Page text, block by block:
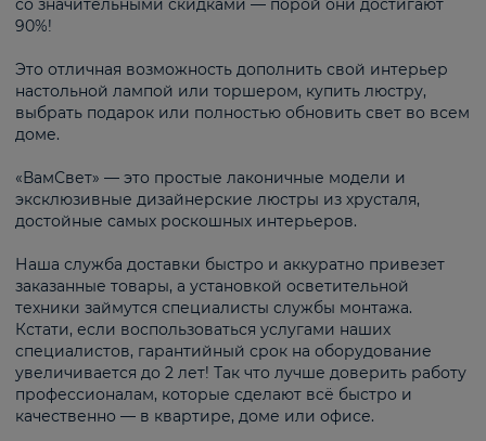
со значительными скидками — порой они достигают
90%!
Это отличная возможность дополнить свой интерьер
настольной лампой или торшером, купить люстру,
выбрать подарок или полностью обновить свет во всем
доме.
«ВамСвет» — это простые лаконичные модели и
эксклюзивные дизайнерские люстры из хрусталя,
достойные самых роскошных интерьеров.
Наша служба доставки быстро и аккуратно привезет
заказанные товары, а установкой осветительной
техники займутся специалисты службы монтажа.
Кстати, если воспользоваться услугами наших
специалистов, гарантийный срок на оборудование
увеличивается до 2 лет! Так что лучше доверить работу
профессионалам, которые сделают всё быстро и
качественно — в квартире, доме или офисе.